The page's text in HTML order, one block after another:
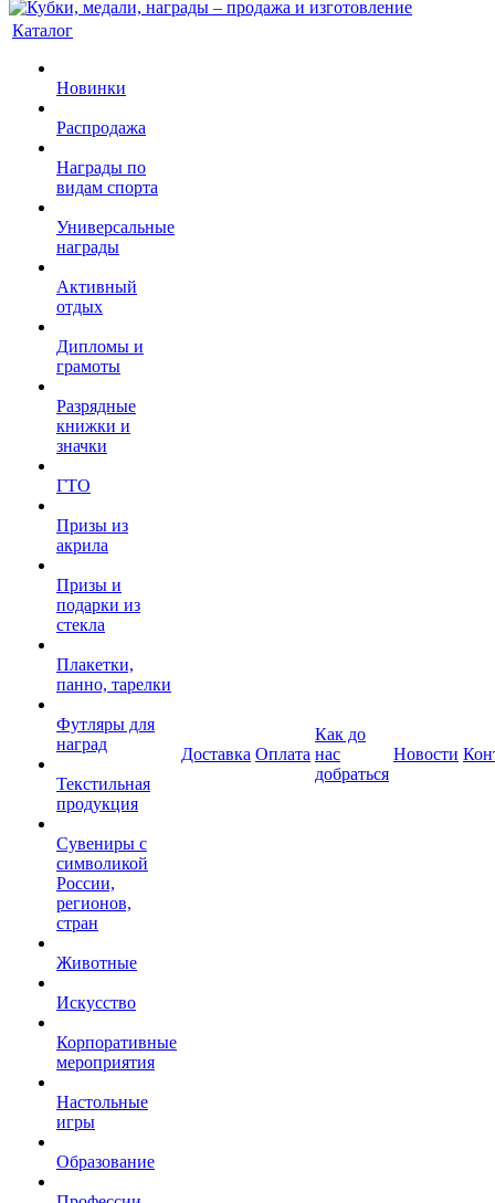
Каталог
Новинки
Распродажа
Награды по
видам спорта
Универсальные
награды
Активный
отдых
Дипломы и
грамоты
Разрядные
книжки и
значки
ГТО
Призы из
акрила
Призы и
подарки из
стекла
Плакетки,
панно, тарелки
Футляры для
наград
Текстильная
продукция
Сувениры с
символикой
России,
регионов,
стран
Животные
Искусство
Корпоративные
мероприятия
Настольные
игры
Образование
Доставка Оплата
Как до
нас
добраться
Новости